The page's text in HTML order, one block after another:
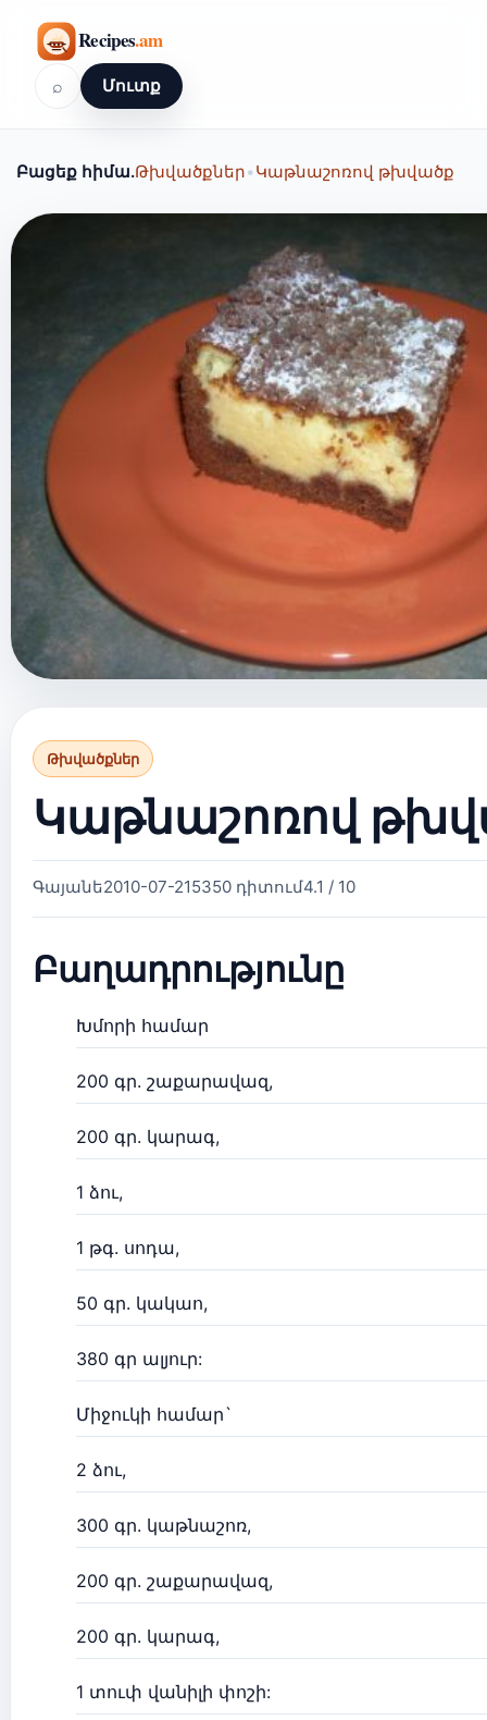
⌕ Մուտք
Բացեք հիմա.Թխվածքներ•Կաթնաշոռով թխվածք
Թխվածքներ
Կաթնաշոռով
Գայանե2010-07-215350 դիտում4.1 / 10
Բաղադրությունը
Խմորի համար
200 գր. շաքարավազ,
200 գր. կարագ,
1 ձու,
1 թգ. սոդա,
50 գր. կակաո,
380 գր ալյուր:
Միջուկի համար`
2 ձու,
300 գր. կաթնաշոռ,
200 գր. շաքարավազ,
200 գր. կարագ,
1 տուփ վանիլի փոշի: